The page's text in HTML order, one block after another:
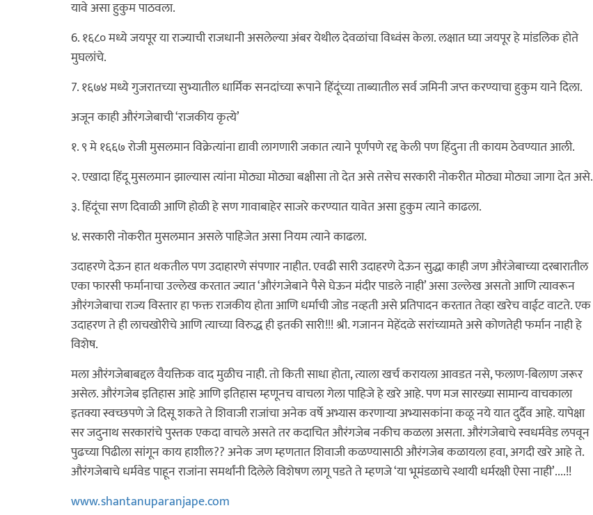
यावे असा हुकुम पाठवला.
6. १६८० मध्ये जयपूर या राज्याची राजधानी असलेल्या अंबर येथील देवळांचा विध्वंस केला. लक्षात घ्या जयपूर हे मांडलिक होते
मुघलांचे.
7. १६७४ मध्ये गुजरातच्या सुभ्यातील धार्मिक सनदांच्या रूपाने हिंदूंच्या ताब्यातील सर्व जमिनी जप्त करण्याचा हुकुम याने दिला.
अजून काही औरंगजेबाची ‘राजकीय कृत्ये’
१. ९ मे १६६७ रोजी मुसलमान विक्रेत्यांना द्यावी लागणारी जकात त्याने पूर्णपणे रद्द केली पण हिंदुना ती कायम ठेवण्यात आली.
२. एखादा हिंदू मुसलमान झाल्यास त्यांना मोठ्या मोठ्या बक्षीसा तो देत असे तसेच सरकारी नोकरीत मोठ्या मोठ्या जागा देत असे.
३. हिंदूंचा सण दिवाळी आणि होळी हे सण गावाबाहेर साजरे करण्यात यावेत असा हुकुम त्याने काढला.
४. सरकारी नोकरीत मुसलमान असले पाहिजेत असा नियम त्याने काढला.
उदाहरणे देऊन हात थकतील पण उदाहारणे संपणार नाहीत. एवढी सारी उदाहरणे देऊन सुद्धा काही जण औरंजेबाच्या दरबारातील
एका फारसी फर्मानाचा उल्लेख करतात ज्यात ‘औरंगजेबाने पैसे घेऊन मंदीर पाडले नाही’ असा उल्लेख असतो आणि त्यावरून
औरंगजेबाचा राज्य विस्तार हा फक्त राजकीय होता आणि धर्माची जोड नव्हती असे प्रतिपादन करतात तेव्हा खरेच वाईट वाटते. एक
उदाहरण ते ही लाचखोरीचे आणि त्याच्या विरुद्ध ही इतकी सारी!!! श्री. गजानन मेहेंदळे सरांच्यामते असे कोणतेही फर्मान नाही हे
विशेष.
मला औरंगजेबाबद्दल वैयक्तिक वाद मुळीच नाही. तो किती साधा होता, त्याला खर्च करायला आवडत नसे, फलाण-बिलाण जरूर
असेल. औरंगजेब इतिहास आहे आणि इतिहास म्हणूनच वाचला गेला पाहिजे हे खरे आहे. पण मज सारख्या सामान्य वाचकाला
इतक्या स्वच्छपणे जे दिसू शकते ते शिवाजी राजांचा अनेक वर्षे अभ्यास करणाऱ्या अभ्यासकांना कळू नये यात दुर्दैव आहे. यापेक्षा
सर जदुनाथ सरकारांचे पुस्तक एकदा वाचले असते तर कदाचित औरंगजेब नकीच कळला असता. औरंगजेबाचे स्वधर्मवेड लपवून
पुढच्या पिढीला सांगून काय हाशील?? अनेक जण म्हणतात शिवाजी कळण्यासाठी औरंगजेब कळायला हवा, अगदी खरे आहे ते.
औरंगजेबाचे धर्मवेड पाहून राजांना समर्थांनी दिलेले विशेषण लागू पडते ते म्हणजे ‘या भूमंडळाचे स्थायी धर्मरक्षी ऐसा नाही’....!!
www.shantanuparanjape.com